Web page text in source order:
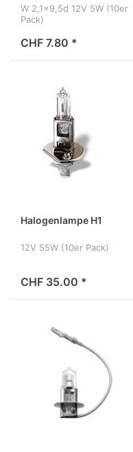
W 2,1x9,5d 12V 5W (10er
Pack)
CHF 7.80 *
Halogenlampe H1
12V 55W (10er Pack)
CHF 35.00 *